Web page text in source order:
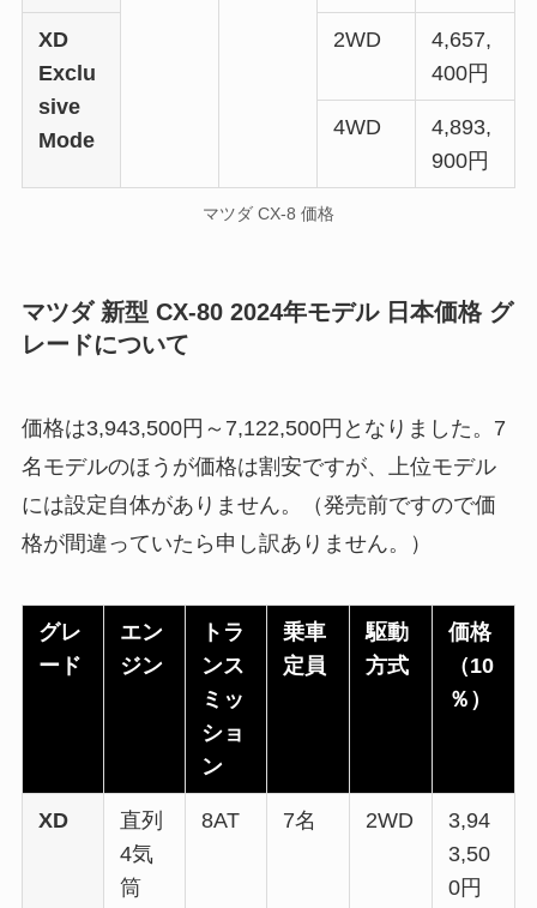
XD
Exclu
sive
Mode
2WD
4,657,
400円
4WD
4,893,
900円
マツダ CX-8 価格
マツダ 新型 CX-80 2024年モデル 日本価格 グ
レードについて
価格は3,943,500円～ 7,122,500円 となりました。7
名モデルのほうが価格は割安ですが、上位モデル
には設定自体がありません。（発売前ですので価
格が間違っていたら申し訳ありません。）
グレ
ード
エン
ジン
トラ
ンス
ミッ
ショ
ン
乗車
定員
駆動
方式
価格
（10
％）
XD
直列
4気
筒
8AT 7名 2WD
3,94
3,50
0円